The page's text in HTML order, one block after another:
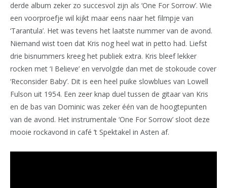
derde album zeker zo succesvol zijn als ‘One For Sorrow’. Wie
een voorproefje wil kijkt maar eens naar het filmpje van
‘Tarantula’. Het was tevens het laatste nummer van de avond.
Niemand wist toen dat Kris nog heel wat in petto had. Liefst
drie bisnummers kreeg het publiek extra. Kris bleef lekker
rocken met ‘I Believe’ en vervolgde dan met de stokoude cover
‘Reconsider Baby’. Dit is een heel puike slowblues van Lowell
Fulson uit 1954. Een zeer knap duel tussen de gitaar van Kris
en de bas van Dominic was zeker één van de hoogtepunten
van de avond. Het instrumentale ‘One For Sorrow’ sloot deze
mooie rockavond in café ’t Spektakel in Asten af.